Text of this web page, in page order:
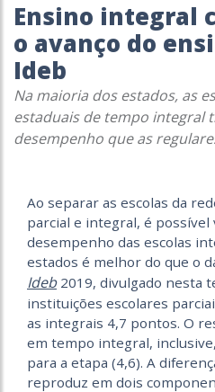
Ensino integral
o avanço do
Ideb
Na maioria dos estados, as
estaduais de tempo integral
desempenho que as
Ao separar as escolas da
parcial e integral, é possível
desempenho das escolas
estados é melhor do que o
Ideb2019, divulgado nesta
instituições escolares
as integrais 4,7 pontos. O
em tempo integral,
para a etapa (4,6). A
reproduz em dois